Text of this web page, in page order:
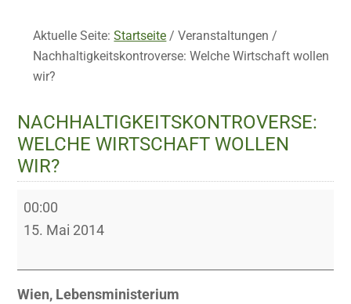
Aktuelle Seite:Startseite / Veranstaltungen/
Nachhaltigkeitskontroverse: Welche Wirtschaft wollen
wir?
NACHHALTIGKEITSKONTROVERSE:
WELCHE WIRTSCHAFT WOLLEN
WIR?
Nachhaltigkeitskontroverse:
Welche
wollen
wir?
00:00
15. Mai 2014
Wien, Lebensministerium